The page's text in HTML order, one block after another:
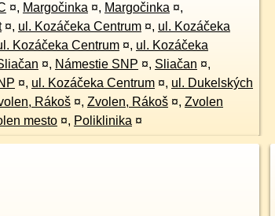
¤, Margočinka ¤, Margočinka ¤,
¤, ul. Kozáčeka Centrum ¤, ul. Kozáčeka
Kozáčeka Centrum ¤, ul. Kozáčeka
¤, Námestie SNP ¤, Sliačan ¤,
¤, ul. Kozáčeka Centrum ¤, ul. Dukelských
Rákoš ¤, Zvolen, Rákoš ¤, Zvolen
mesto ¤, Poliklinika ¤